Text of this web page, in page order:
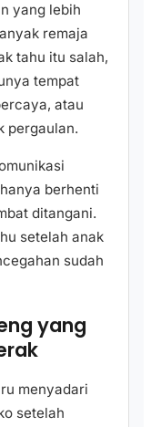
yang lebih
remaja
tahu itu salah,
tempat
atau
pergaulan.
berhenti
ditangani.
setelah anak
sudah
yang
menyadari
setelah